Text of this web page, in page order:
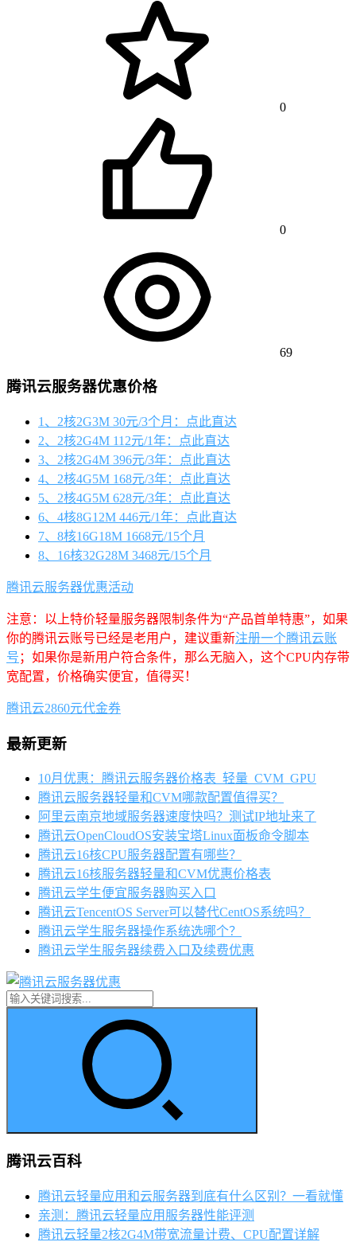
0
0
69
腾讯云服务器优惠价格
1、2核2G3M 30元/3个月：点此直达
2、2核2G4M 112元/1年：点此直达
3、2核2G4M 396元/3年：点此直达
4、2核4G5M 168元/3年：点此直达
5、2核4G5M 628元/3年：点此直达
6、4核8G12M 446元/1年：点此直达
7、8核16G18M 1668元/15个月
8、16核32G28M 3468元/15个月
腾讯云服务器优惠活动
注意：以上特价轻量服务器限制条件为“产品首单特惠”，如果
你的腾讯云账号已经是老用户，建议重新注册一个腾讯云账
号 ；如果你是新用户符合条件，那么无脑入，这个CPU内存带
宽配置，价格确实便宜，值得买！
腾讯云2860元代金券
最新更新
10月优惠：腾讯云服务器价格表_轻量_CVM_GPU
腾讯云服务器轻量和CVM哪款配置值得买？
阿里云南京地域服务器速度快吗？测试IP地址来了
腾讯云OpenCloudOS安装宝塔Linux面板命令脚本
腾讯云16核CPU服务器配置有哪些？
腾讯云16核服务器轻量和CVM优惠价格表
腾讯云学生便宜服务器购买入口
腾讯云TencentOS Server可以替代CentOS系统吗？
腾讯云学生服务器操作系统选哪个？
腾讯云学生服务器续费入口及续费优惠
腾讯云百科
腾讯云轻量应用和云服务器到底有什么区别？一看就懂
亲测：腾讯云轻量应用服务器性能评测
腾讯云轻量2核2G4M带宽流量计费、CPU配置详解